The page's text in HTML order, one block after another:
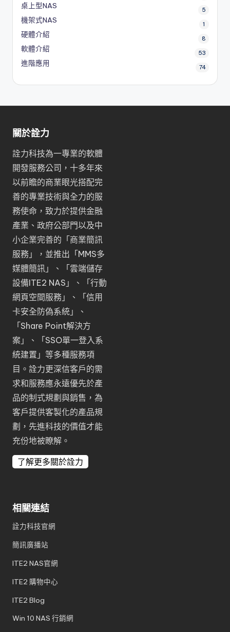
桌上型NAS 5
機架式NAS 1
硬體介紹 8
軟體介紹 53
進階應用 74
關於詮力
詮力科技為一專業的軟體
開發服務公司，十多年來
以前瞻的商業眼光搭配完
善的專業技術與全力的服
務使命，致力於提供金融
產業、政府公部門以及中
小企業完善的「商業簡訊
服務 」，並推出「MMS多
媒體簡訊 」、「雲端儲存
設備ITE2 NAS 」、「行動
網頁空間服務 」、「信用
卡安全防偽系統 」、
「Share Point解決方
案 」、「SSO單一登入系
統建置 」等多種服務項
目。詮力更深信客戶的需
求和服務應永遠優先於產
品的制式規劃與銷售，為
客戶提供客製化的產品規
劃，先進科技的價值才能
充份地被瞭解。
了解更多關於詮力
相關連結
詮力科技官網
簡訊廣播站
ITE2 NAS官網
ITE2 購物中心
ITE2 Blog
Win 10 NAS 行銷網